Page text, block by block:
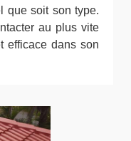
que soit son type.
au plus vite
efficace dans son